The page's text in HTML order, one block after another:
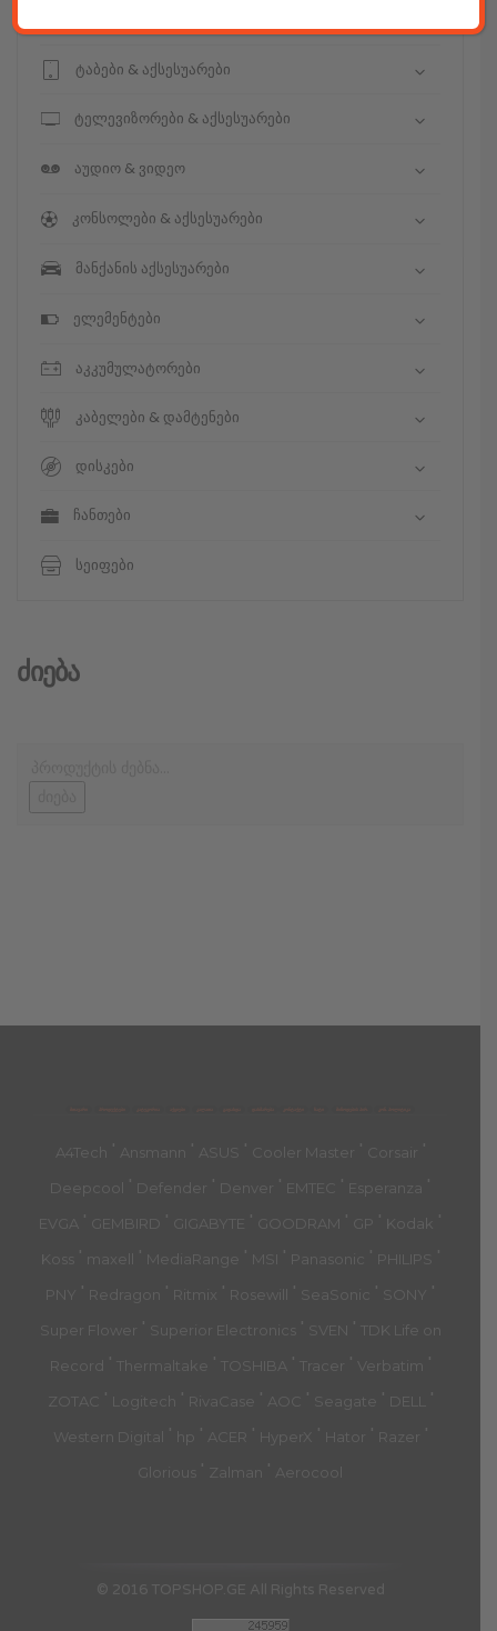
ტაბები & აქსესუარები
ტელევიზორები & აქსესუარები
აუდიო & ვიდეო
კონსოლები & აქსესუარები
მანქანის აქსესუარები
ელემენტები
აკკუმულატორები
კაბელები & დამტენები
დისკები
ჩანთები
სეიფები
Ძიება
მთავარი კალათა
A4Tech ' Ansmann ' ASUS ' Cooler Master ' Corsair '
Deepcool ' Defender ' Denver ' EMTEC ' Esperanza '
EVGA ' GEMBIRD ' GIGABYTE ' GOODRAM ' GP ' Kodak '
Koss ' maxell ' MediaRange ' MSI ' Panasonic ' PHILIPS '
PNY ' Redragon ' Ritmix ' Rosewill ' SeaSonic ' SONY '
Super Flower ' Superior Electronics ' SVEN ' TDK Life on
Record ' Thermaltake ' TOSHIBA ' Tracer ' Verbatim '
ZOTAC ' Logitech ' RivaCase ' AOC ' Seagate ' DELL '
Western Digital ' hp ' ACER ' HyperX ' Hator ' Razer '
Glorious ' Zalman ' Aerocool
© 2016 TOPSHOP.GE All Rights Reserved